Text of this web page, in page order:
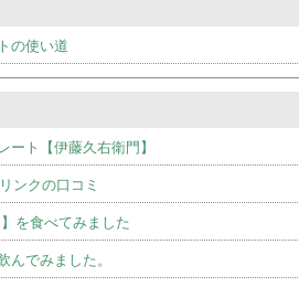
の使い道
ト【伊藤久右衛門】
ンクの口コミ
を食べてみました
んでみました。